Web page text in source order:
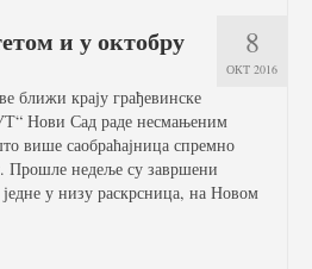
8
ОКТ 2016
и у октобру
ближи крају грађевинске
Нови Сад раде несмањеним
више саобраћајница спремно
Прошле недеље су завршени
у низу раскрсница, на Новом